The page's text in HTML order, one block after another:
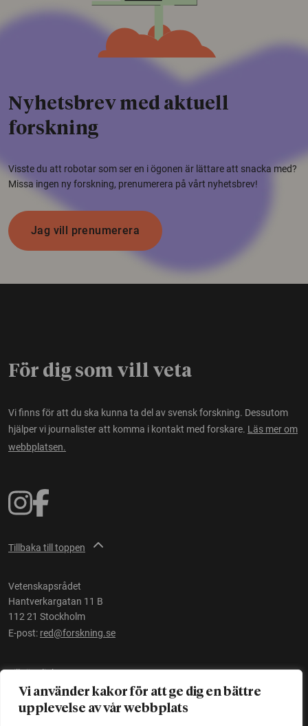
Vi använder kakor för att ge dig en bättre
upplevelse av vår webbplats
Nyhetsbrev med aktuell
forskning
Visste du att robotar som ser en i ögonen är lättare att snacka med?
Missa ingen ny forskning, prenumerera på vårt nyhetsbrev!
Jag vill prenumerera
För dig som vill veta
Vi finns för att du ska kunna ta del av svensk forskning. Dessutom
hjälper vi journalister att komma i kontakt med forskare. Läs mer om
webbplatsen.
Tillbaka till toppen
Vetenskapsrådet
Hantverkargatan 11 B
112 21 Stockholm
E-post: red@forskning.se
Tillgänglighet
Ett initiativ avVetenskapsrådet